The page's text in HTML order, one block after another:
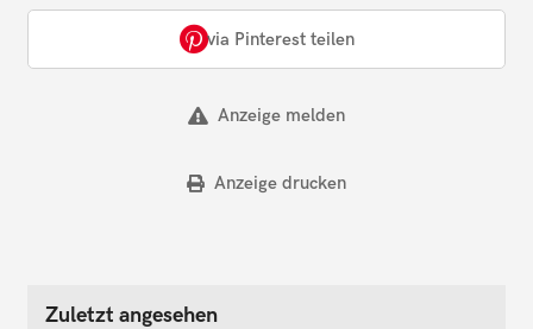
via Pinterest teilen
Anzeige melden
Anzeige drucken
Zuletzt angesehen